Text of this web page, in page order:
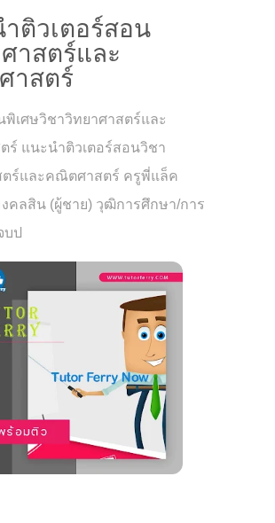
ติวเตอร์สอน
าสตร์และ
าสตร์
เศษวิชาวิทยาศาสตร์และ
ร์ แนะนำติวเตอร์สอนวิชา
ตร์และคณิตศาสตร์ ครูพี่แล็ค
คลสิน (ผู้ชาย) วุฒิการศึกษา/การ
ป